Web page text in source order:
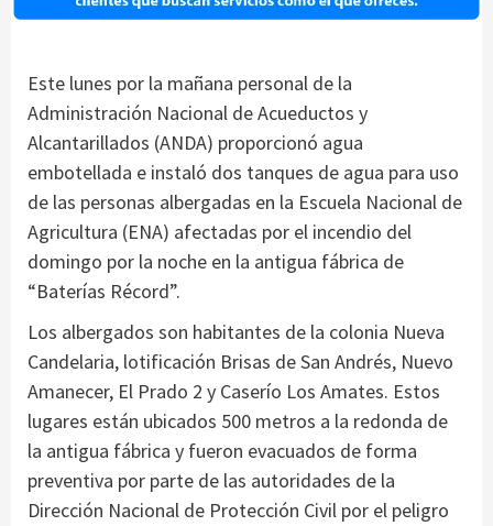
Este lunes por la mañana personal de la
Administración Nacional de Acueductos y
Alcantarillados (ANDA) proporcionó agua
embotellada e instaló dos tanques de agua para uso
de las personas albergadas en la Escuela Nacional de
Agricultura (ENA) afectadas por el incendio del
domingo por la noche en la antigua fábrica de
“Baterías Récord”.
Los albergados son habitantes de la colonia Nueva
Candelaria, lotificación Brisas de San Andrés, Nuevo
Amanecer, El Prado 2 y Caserío Los Amates. Estos
lugares están ubicados 500 metros a la redonda de
la antigua fábrica y fueron evacuados de forma
preventiva por parte de las autoridades de la
Dirección Nacional de Protección Civil por el peligro